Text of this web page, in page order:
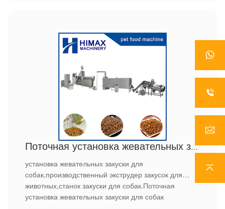
Поточная установка жевательных закуски для собак
установка жевательных закуски для
собак,производственный экструдер закусок для
животных,станок закуски для собак.Поточная
установка жевательных закуски для собак